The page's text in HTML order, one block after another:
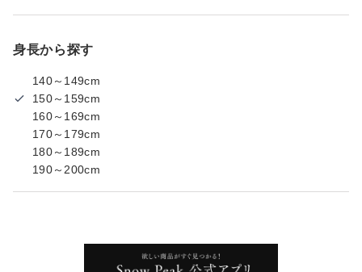
身長から探す
140～149cm
150～159cm
160～169cm
170～179cm
180～189cm
190～200cm